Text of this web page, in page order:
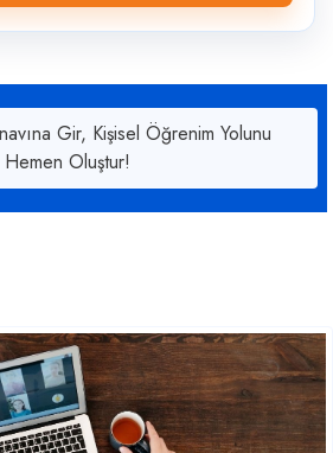
Gir, Kişisel Öğrenim Yolunu
Hemen Oluştur!